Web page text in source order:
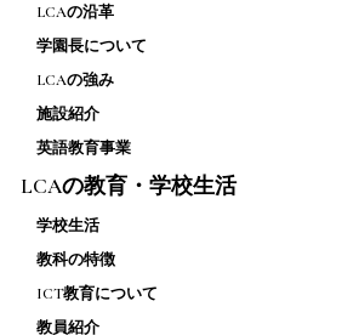
LCAの沿革
学園長について
LCAの強み
施設紹介
英語教育事業
LCAの教育・学校生活
学校生活
教科の特徴
ICT教育について
教員紹介